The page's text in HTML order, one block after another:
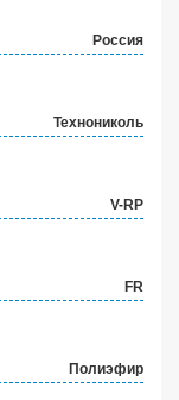
Россия
Технониколь
V-RP
FR
Полиэфир